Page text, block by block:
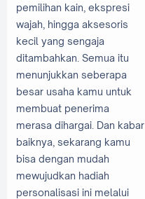
pemilihan kain, ekspresi
wajah, hingga aksesoris
kecil yang sengaja
ditambahkan. Semua itu
menunjukkan seberapa
besar usaha kamu untuk
membuat penerima
merasa dihargai. Dan kabar
baiknya, sekarang kamu
bisa dengan mudah
mewujudkan hadiah
personalisasi ini melalui